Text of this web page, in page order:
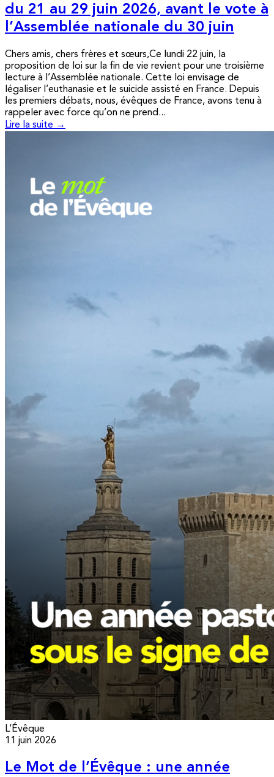
du 21 au 29 juin 2026, avant le vote à
l’Assemblée nationale du 30 juin
Chers amis, chers frères et sœurs,Ce lundi 22 juin, la
proposition de loi sur la fin de vie revient pour une troisième
lecture à l’Assemblée nationale. Cette loi envisage de
légaliser l’euthanasie et le suicide assisté en France. Depuis
les premiers débats, nous, évêques de France, avons tenu à
rappeler avec force qu’on ne prend...
Lire la suite →
L’Évêque
11 juin 2026
Le Mot de l’Évêque : une année